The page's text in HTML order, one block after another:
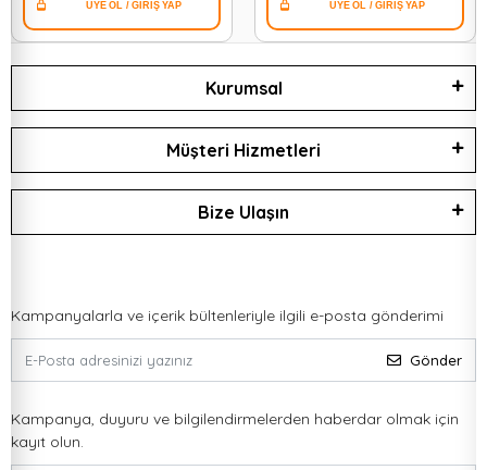
Kurumsal
Müşteri Hizmetleri
Bize Ulaşın
Kampanyalarla ve içerik bültenleriyle ilgili e-posta gönderimi
Gönder
Kampanya, duyuru ve bilgilendirmelerden haberdar olmak için
kayıt olun.